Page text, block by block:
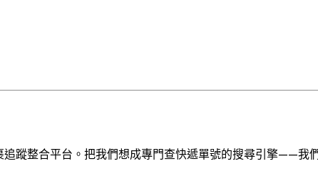
整合平台。把我們想成專門查快遞單號的搜尋引擎——我